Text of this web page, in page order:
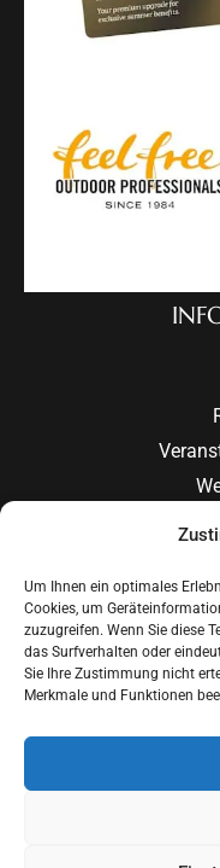
Um Ihnen ein optimales
Cookies, um
zuzugreifen. Wenn Sie diese
das Surfverhalten oder
Sie Ihre Zustimmung nicht
Merkmale und Funktionen
© Copyright 2025 -